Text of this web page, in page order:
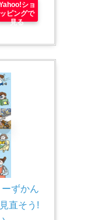
ショ
ッピングで
見る
ずかん
直そう!